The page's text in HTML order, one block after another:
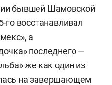
бывшей Шамовской
го восстанавливал
а
последнего —
же как один из
на завершающем